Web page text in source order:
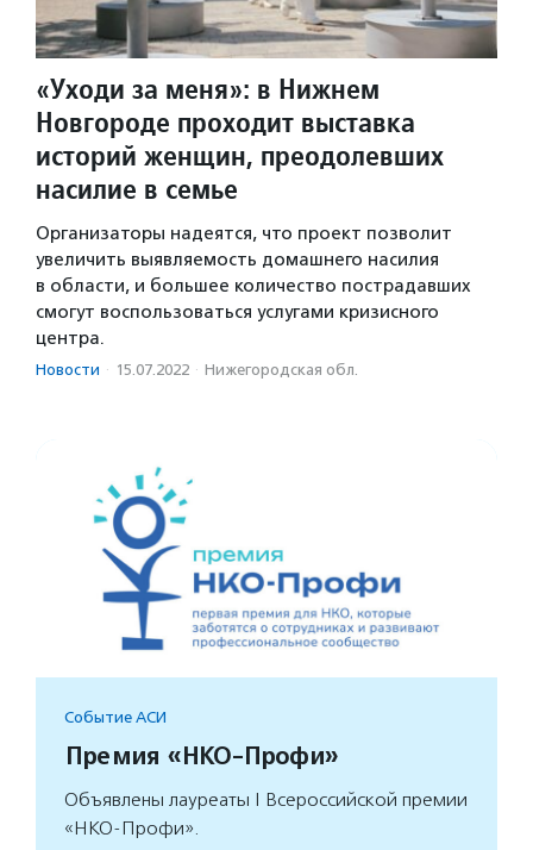
«Уходи за меня»: в Нижнем
Новгороде проходит выставка
историй женщин, преодолевших
насилие в семье
Организаторы надеятся, что проект позволит
увеличить выявляемость домашнего насилия
в области, и большее количество пострадавших
смогут воспользоваться услугами кризисного
центра.
Новости · 15.07.2022 · Нижегородская обл.
Событие АСИ
Премия «НКО-Профи»
Объявлены лауреаты I Всероссийской премии
«НКО-Профи».